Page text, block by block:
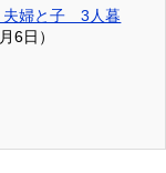
夫婦と子 3人暮
6日）